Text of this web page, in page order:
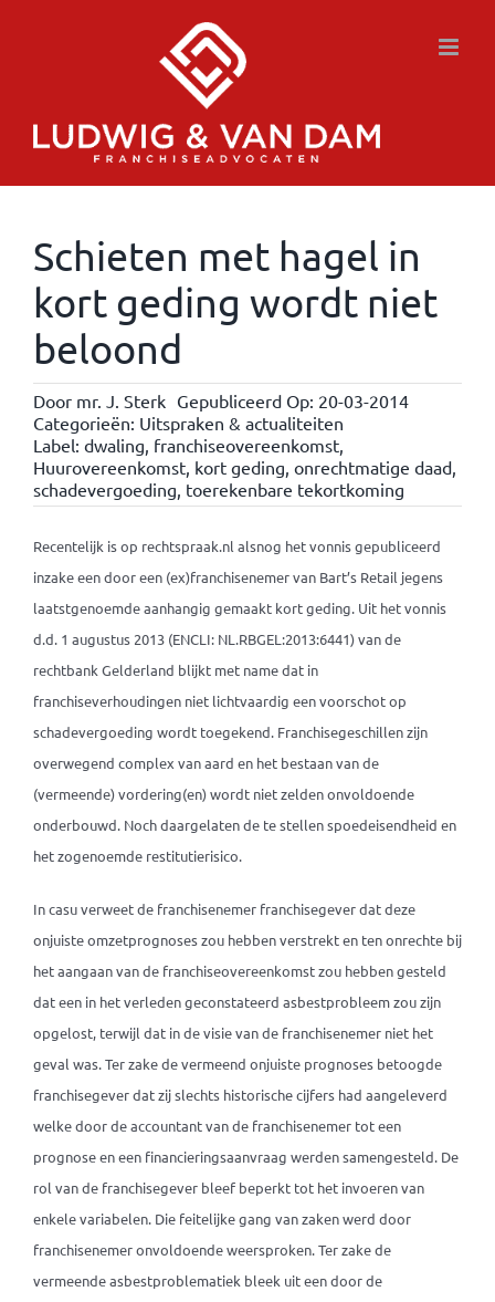
Schieten met hagel in
kort geding wordt niet
beloond
Door mr. J. Sterk Gepubliceerd Op: 20-03-2014
Categorieën: Uitspraken & actualiteiten
Label: dwaling, franchiseovereenkomst,
Huurovereenkomst, kort geding, onrechtmatige daad,
schadevergoeding, toerekenbare tekortkoming
Recentelijk is op rechtspraak.nl alsnog het vonnis gepubliceerd
inzake een door een (ex)franchisenemer van Bart’s Retail jegens
laatstgenoemde aanhangig gemaakt kort geding. Uit het vonnis
d.d. 1 augustus 2013 (ENCLI: NL.RBGEL:2013:6441) van de
rechtbank Gelderland blijkt met name dat in
franchiseverhoudingen niet lichtvaardig een voorschot op
schadevergoeding wordt toegekend. Franchisegeschillen zijn
overwegend complex van aard en het bestaan van de
(vermeende) vordering(en) wordt niet zelden onvoldoende
onderbouwd. Noch daargelaten de te stellen spoedeisendheid en
het zogenoemde restitutierisico.
In casu verweet de franchisenemer franchisegever dat deze
onjuiste omzetprognoses zou hebben verstrekt en ten onrechte bij
het aangaan van de franchiseovereenkomst zou hebben gesteld
dat een in het verleden geconstateerd asbestprobleem zou zijn
opgelost, terwijl dat in de visie van de franchisenemer niet het
geval was. Ter zake de vermeend onjuiste prognoses betoogde
franchisegever dat zij slechts historische cijfers had aangeleverd
welke door de accountant van de franchisenemer tot een
prognose en een financieringsaanvraag werden samengesteld. De
rol van de franchisegever bleef beperkt tot het invoeren van
enkele variabelen. Die feitelijke gang van zaken werd door
franchisenemer onvoldoende weersproken. Ter zake de
vermeende asbestproblematiek bleek uit een door de